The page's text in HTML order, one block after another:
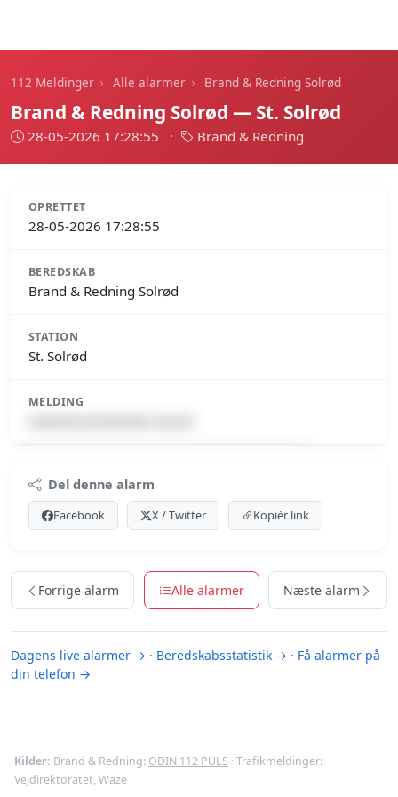
112 Meldinger › Alle alarmer › Brand & Redning Solrød
Brand & Redning Solrød — St. Solrød
28-05-2026 17:28:55 · Brand & Redning
OPRETTET
28-05-2026 17:28:55
BEREDSKAB
Brand & Redning Solrød
STATION
St. Solrød
MELDING
Premium indhold
Log ind med Premium for at se meldingen.
Se Premium-muligheder
Del denne alarm
Facebook X / Twitter Kopiér link
Forrige alarm Alle alarmer Næste alarm
Dagens live alarmer → · Beredskabsstatistik → · Få alarmer på
din telefon →
Kilder: Brand & Redning: ODIN 112 PULS · Trafikmeldinger:
Vejdirektoratet, Waze